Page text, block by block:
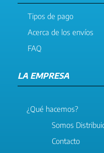
Tipos de pago
Acerca de los envíos
FAQ
LA EMPRESA
¿Qué hacemos?
Somos
Contacto